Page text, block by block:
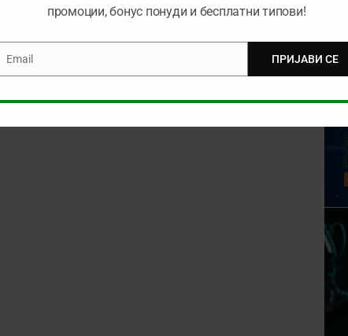
промоции, бонус понуди и бесплатни типови!
Email ПРИЈАВИ СЕ